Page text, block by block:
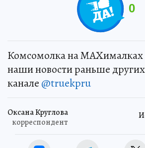
0
Комсомолка на MAXималках
наши новости раньше
канале @truekpru
Оксана Круглова
корреспондент